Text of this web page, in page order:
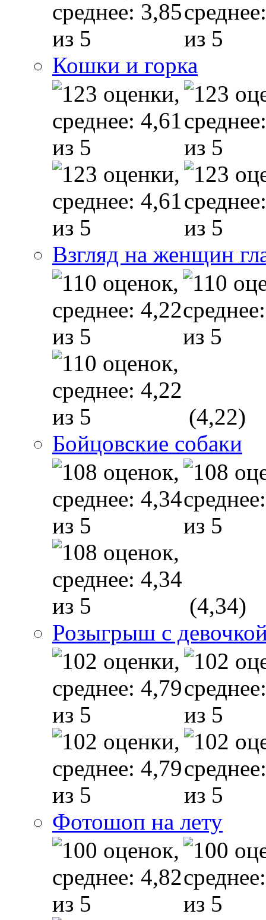
Кошки и горка
Взгляд на женщин
(4,22)
Бойцовские собаки
(4,34)
Розыгрыш с
Фотошоп на лету